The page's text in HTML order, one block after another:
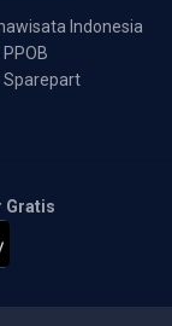
Indonesia
PPOB
Sparepart
Gratis